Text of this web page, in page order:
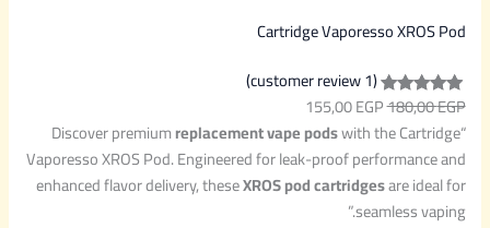
Cartridge Vaporesso XROS Pod
Rated5.00
out of 5
based on
1
customer
rating
(1 customer review)
180,00EGP
155,00EGP
“Discover premium
replacement vape podswith the Cartridge
Vaporesso XROS Pod. Engineered for leak-proof performance and
enhanced flavor delivery, theseXROS pod cartridgesare ideal for
seamless vaping.”